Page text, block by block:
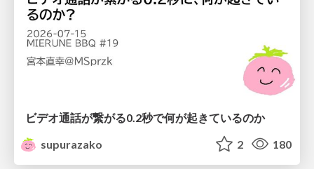
ビデオ通話が繋がる0.2秒で何が起きているのか
supurazako
2 180